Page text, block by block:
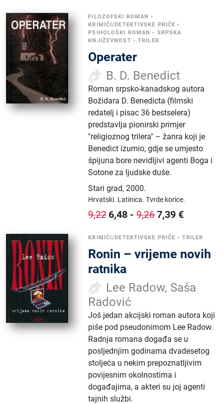
FILOZOFSKI ROMAN •
KRIMIĆI/DETEKTIVSKE PRIČE •
PSIHOLOŠKI ROMAN • SRPSKA
KNJIŽEVNOST •TRILER
Operater
B. D. Benedict
Roman srpsko-kanadskog autora
Božidara D. Benedicta (filmski
redatelj i pisac 36 bestselera)
predstavlja pionirski primjer
"religioznog trilera" – žanra koji je
Benedict izumio, gdje se umjesto
špijuna bore nevidljivi agenti Boga i
Sotone za ljudske duše.
Stari grad,2000.
Hrvatski. Latinica.Tvrde korice.
9,22 6,48 -9,267,39 €
KRIMIĆI/DETEKTIVSKE PRIČE • TRILER
Ronin – vrijeme novih
ratnika
Lee Radow, Saša
Radović
Još jedan akcijski roman autora koji
piše pod pseudonimom Lee Radow.
Radnja romana događa se u
posljednjim godinama dvadesetog
stoljeća u nekim prepoznatljivim
povijesnim okolnostima i
događajima, a akteri su joj agenti
tajnih službi.